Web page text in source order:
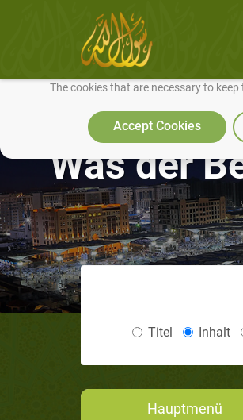
We use cookies to make our site work well
The cookies that are necessary to
Accept Cookies
Was der
Titel Inhalt
Hauptmenü